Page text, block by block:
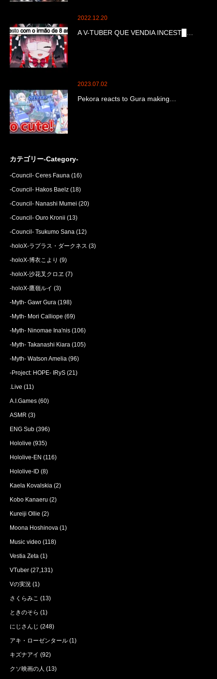
2022.12.20
A V-TUBER QUE VENDIA INCEST█…
2023.07.02
Pekora reacts to Gura making…
カテゴリー-Category-
-Council- Ceres Fauna (16)
-Council- Hakos Baelz (18)
-Council- Nanashi Mumei (20)
-Council- Ouro Kronii (13)
-Council- Tsukumo Sana (12)
-holoX-ラプラス・ダークネス (3)
-holoX-博衣こより (9)
-holoX-沙花叉クロヱ (7)
-holoX-鷹嶺ルイ (3)
-Myth- Gawr Gura (198)
-Myth- Mori Calliope (69)
-Myth- Ninomae Ina'nis (106)
-Myth- Takanashi Kiara (105)
-Myth- Watson Amelia (96)
-Project: HOPE- IRyS (21)
.Live (11)
A.I.Games (60)
ASMR (3)
ENG Sub (396)
Hololive (935)
Hololive-EN (116)
Hololive-ID (8)
Kaela Kovalskia (2)
Kobo Kanaeru (2)
Kureiji Ollie (2)
Moona Hoshinova (1)
Music video (118)
Vestia Zeta (1)
VTuber (27,131)
Vの実況 (1)
さくらみこ (13)
ときのそら (1)
にじさんじ (248)
アキ・ローゼンタール (1)
キズナアイ (92)
クソ映画の人 (13)